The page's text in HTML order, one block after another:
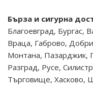
Бърза и сигурна
Благоевград, Бургас,
Враца, Габрово,
Монтана, Пазарджик,
Разград, Русе,
Търговище, Хасково,